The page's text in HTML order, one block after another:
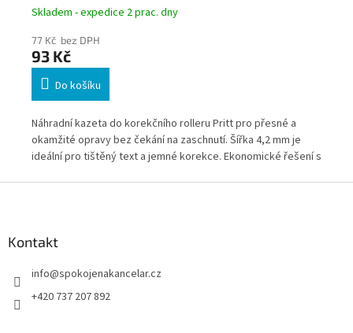
Skladem - expedice 2 prac. dny
77 Kč bez DPH
93 Kč
Do košíku
Náhradní kazeta do korekčního rolleru Pritt pro přesné a
okamžité opravy bez čekání na zaschnutí. Šířka 4,2 mm je
ideální pro tištěný text a jemné korekce. Ekonomické řešení s
Kontakt
info@spokojenakancelar.cz
+420 737 207 892